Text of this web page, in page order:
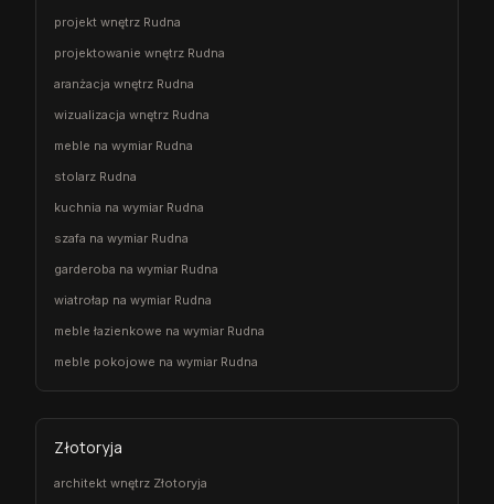
projekt wnętrz Rudna
projektowanie wnętrz Rudna
aranżacja wnętrz Rudna
wizualizacja wnętrz Rudna
meble na wymiar Rudna
stolarz Rudna
kuchnia na wymiar Rudna
szafa na wymiar Rudna
garderoba na wymiar Rudna
wiatrołap na wymiar Rudna
meble łazienkowe na wymiar Rudna
meble pokojowe na wymiar Rudna
Złotoryja
architekt wnętrz Złotoryja